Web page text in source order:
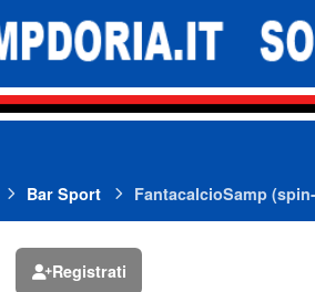
Bar Sport FantacalcioSamp
Registrati